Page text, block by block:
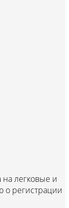
легковые и
о регистрации